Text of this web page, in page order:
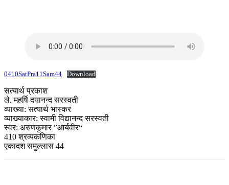
0410SatPra11Sam44 Download
सत्यार्थ प्रकाश
ले. महर्षि दयानन्द सरस्वती
व्याख्या: सत्यार्थ भास्कर
व्याख्याकार: स्वामी विद्यानन्द सरस्वती
स्वर: अरुणकुमार ”आर्यवीर“
410 श्रव्यकणिका
एकादश समुल्लास 44